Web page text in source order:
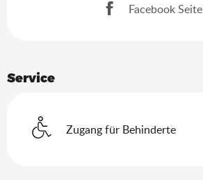
Facebook Seite
Service
Zugang für Behinderte